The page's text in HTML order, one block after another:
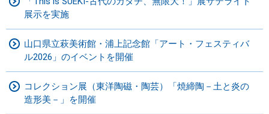
展示を実施
山口県立萩美術館・浦上記念館「アート・フェスティバ
ル2026」のイベントを開催
コレクション展（東洋陶磁・陶芸）「焼締陶－土と炎の
造形美－」を開催